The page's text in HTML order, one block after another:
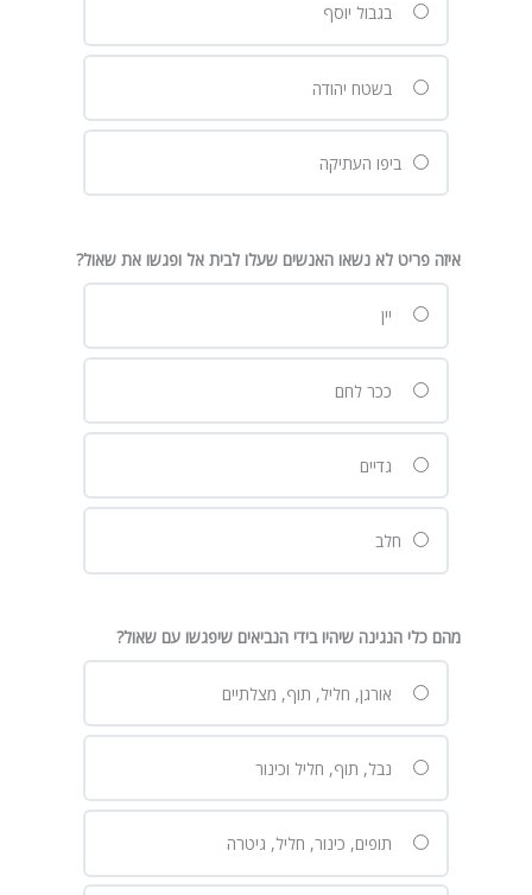
בגבול יוסף
בשטח יהודה
ביפו העתיקה
איזה פריט לא נשאו האנשים שעלו לבית אל ופגשו את שאול?
יין
ככר לחם
גדיים
חלב
מהם כלי הנגינה שיהיו בידי הנביאים שיפגשו עם שאול?
אורגן, חליל, תוף, מצלתיים
נבל, תוף, חליל וכינור
תופים, כינור, חליל, גיטרה